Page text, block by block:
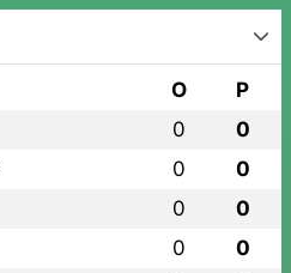
O P
0 0
0 0
0 0
0 0